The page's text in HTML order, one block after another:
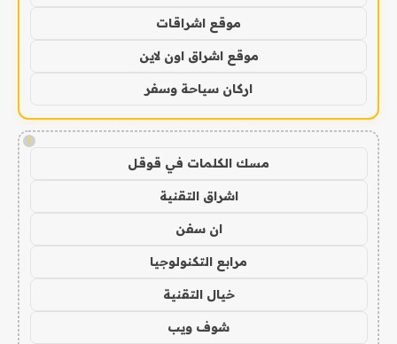
موقع اشراقات
موقع اشراق اون لاين
اركان سياحة وسفر
!
مسك الكلمات في قوقل
اشراق التقنية
ان سفن
مرابع التكنولوجيا
خيال التقنية
شوف ويب